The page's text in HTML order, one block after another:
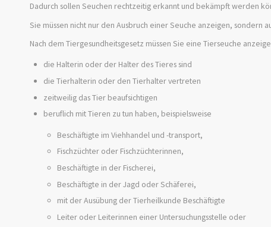
Dadurch sollen Seuchen rechtzeitig erkannt und bekämpft werden
Sie müssen nicht nur den Ausbruch einer Seuche anzeigen, sondern
Nach dem Tiergesundheitsgesetz müssen Sie eine Tierseuche
die Halterin oder der Halter des Tieres sind
die Tierhalterin oder den Tierhalter vertreten
zeitweilig das Tier beaufsichtigen
beruflich mit Tieren zu tun haben, beispielsweise
Beschäftigte im Viehhandel und -transport,
Fischzüchter oder Fischzüchterinnen,
Beschäftigte in der Fischerei,
Beschäftigte in der Jagd oder Schäferei,
mit der Ausübung der Tierheilkunde Beschäftigte
Leiter oder Leiterinnen einer Untersuchungsstelle oder